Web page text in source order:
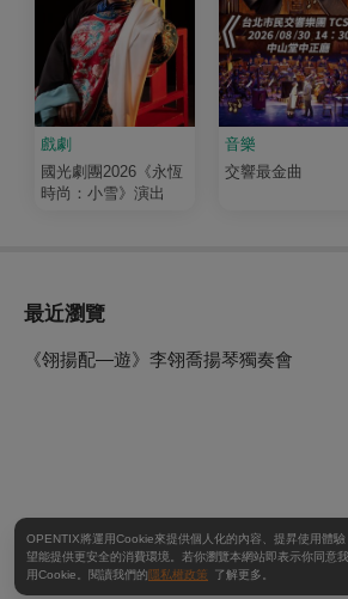
戲劇
國光劇團2026《永恆
時尚：小雪》演出
音樂
交響最金曲
最近瀏覽
《翎揚配—遊》李翎喬揚琴獨奏會
OPENTIX將運用Cookie來提供個人化的內容、提昇使用體驗
望能提供更安全的消費環境。若你瀏覽本網站即表示你同意
用Cookie。閱讀我們的隱私權政策 了解更多。